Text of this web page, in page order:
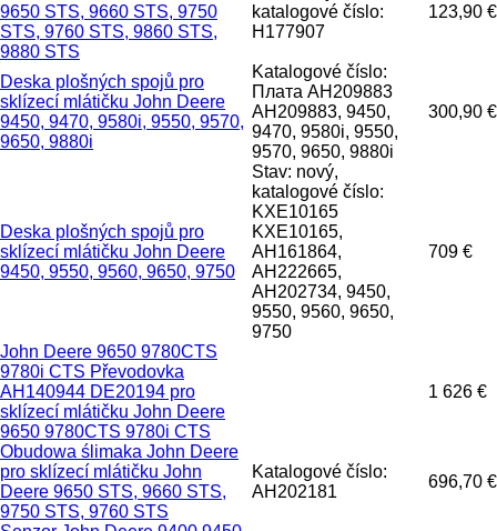
9650 STS, 9660 STS, 9750
STS, 9760 STS, 9860 STS,
9880 STS
katalogové číslo:
H177907
123,90 €
Deska plošných spojů pro
sklízecí mlátičku John Deere
9450, 9470, 9580i, 9550, 9570,
9650, 9880i
Katalogové číslo:
Плата AH209883
AH209883, 9450,
9470, 9580i, 9550,
9570, 9650, 9880i
300,90 €
Deska plošných spojů pro
sklízecí mlátičku John Deere
9450, 9550, 9560, 9650, 9750
Stav: nový,
katalogové číslo:
KXE10165
KXE10165,
AH161864,
AH222665,
AH202734, 9450,
9550, 9560, 9650,
9750
709 €
John Deere 9650 9780CTS
9780i CTS Převodovka
AH140944 DE20194 pro
sklízecí mlátičku John Deere
9650 9780CTS 9780i CTS
1 626 €
Obudowa ślimaka John Deere
pro sklízecí mlátičku John
Deere 9650 STS, 9660 STS,
9750 STS, 9760 STS
Katalogové číslo:
AH202181
696,70 €